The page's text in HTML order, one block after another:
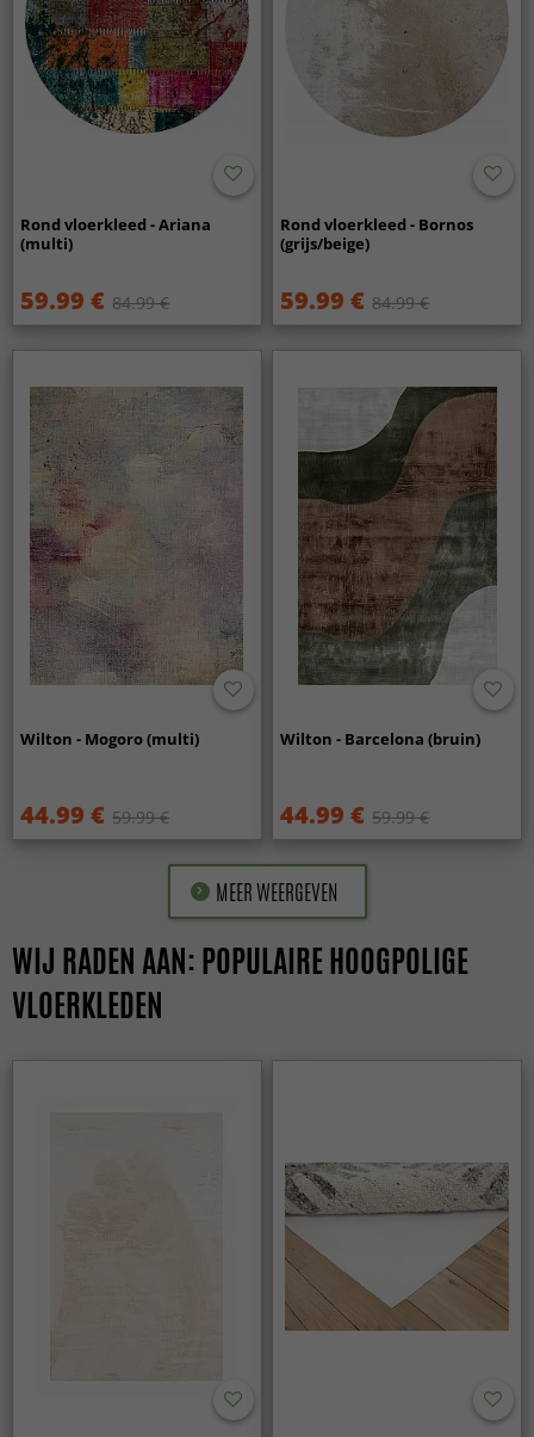
Rond vloerkleed - Ariana
(multi)
59.99 € 84.99 €
Rond vloerkleed - Bornos
(grijs/beige)
59.99 € 84.99 €
Wilton - Mogoro (multi)
44.99 € 59.99 €
Wilton - Barcelona (bruin)
44.99 € 59.99 €
MEER WEERGEVEN
WIJ RADEN AAN: POPULAIRE HOOGPOLIGE
VLOERKLEDEN